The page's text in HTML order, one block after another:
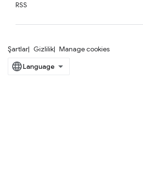
RSS
Şartlar Gizlilik Manage cookies